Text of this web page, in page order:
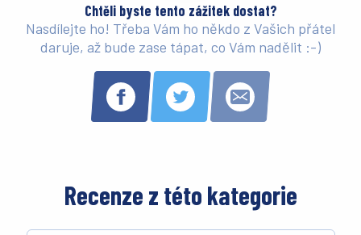
Chtěli byste tento zážitek dostat?
Nasdílejte ho! Třeba Vám ho někdo z Vašich přátel
daruje, až bude zase tápat, co Vám nadělit :-)
Recenze z této kategorie